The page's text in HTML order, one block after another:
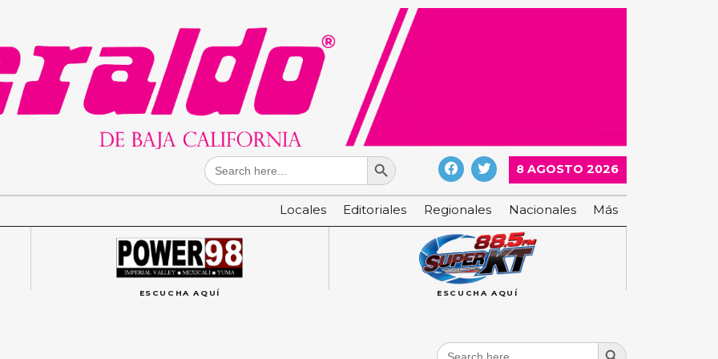
Search
for:
Search Button
8 AGOSTO 2026
Locales Editoriales Regionales Nacionales Más
ESCUCHA AQUÍ ESCUCHA AQUÍ
Search
Search Button